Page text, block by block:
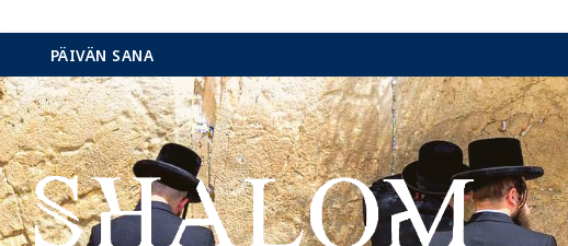
Hyppää
sisältöön
PÄIVÄN SANA